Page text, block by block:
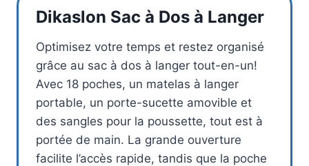
Dikaslon Sac à Dos à Langer
Optimisez votre temps et restez organisé
grâce au sac à dos à langer tout-en-un!
Avec 18 poches, un matelas à langer
portable, un porte-sucette amovible et
des sangles pour la poussette, tout est à
portée de main. La grande ouverture
facilite l’accès rapide, tandis que la poche